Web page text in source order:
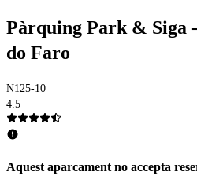
Pàrquing Park & Siga
do Faro
N125-10
4.5
Aquest aparcament no accepta